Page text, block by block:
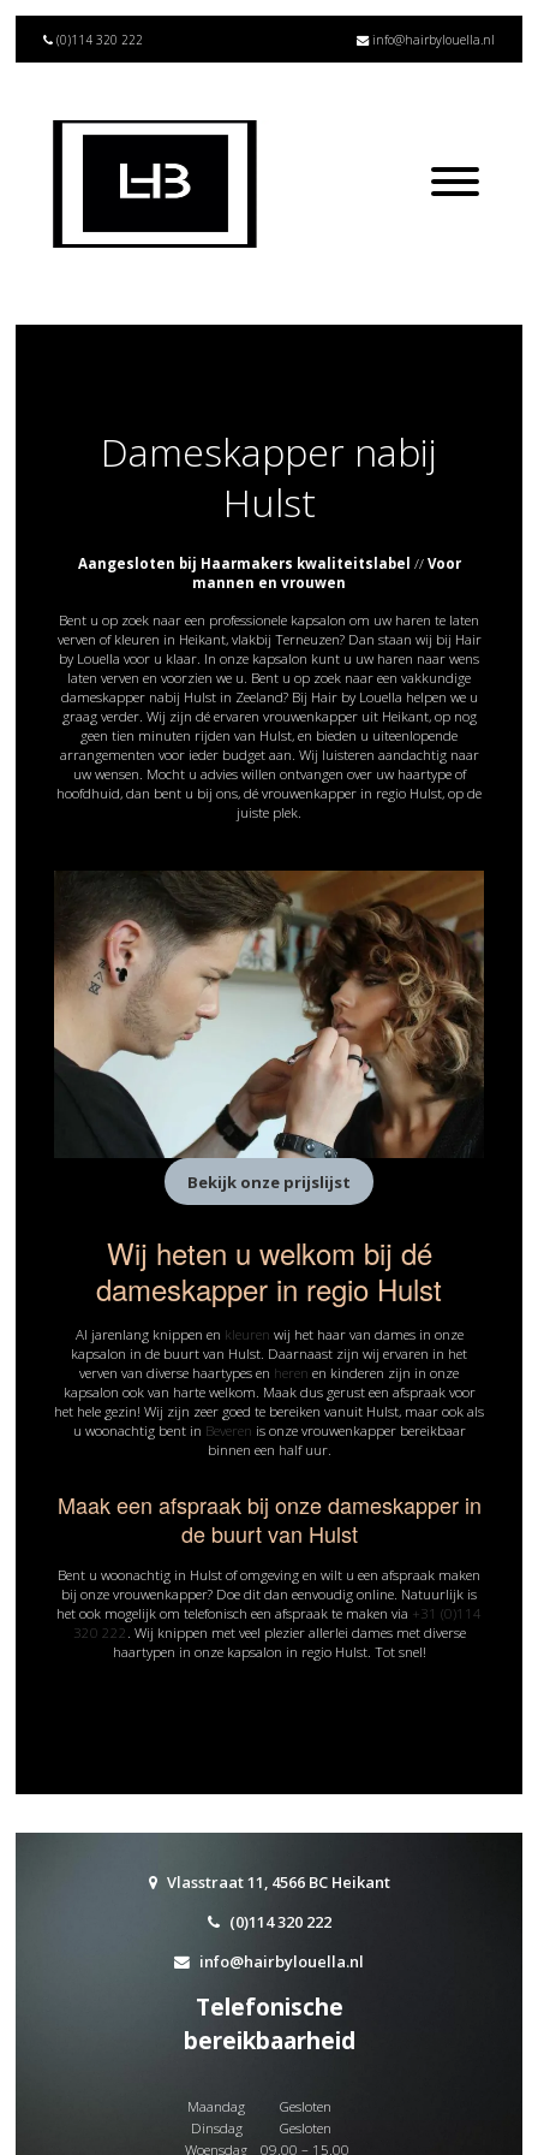
(0)114 320 222 info@hairbylouella.nl
Dameskapper nabij
Hulst
Aangesloten bij Haarmakers kwaliteitslabel // Voor
mannen en vrouwen
Bent u op zoek naar een professionele kapsalon om uw haren te laten
verven of kleuren in Heikant, vlakbij Terneuzen? Dan staan wij bij Hair
by Louella voor u klaar. In onze kapsalon kunt u uw haren naar wens
laten verven en voorzien we u. Bent u op zoek naar een vakkundige
dameskapper nabij Hulst in Zeeland? Bij Hair by Louella helpen we u
graag verder. Wij zijn dé ervaren vrouwenkapper uit Heikant, op nog
geen tien minuten rijden van Hulst, en bieden u uiteenlopende
arrangementen voor ieder budget aan. Wij luisteren aandachtig naar
uw wensen. Mocht u advies willen ontvangen over uw haartype of
hoofdhuid, dan bent u bij ons, dé vrouwenkapper in regio Hulst, op de
juiste plek.
Bekijk onze prijslijst
Wij heten u welkom bij dé
dameskapper in regio Hulst
Al jarenlang knippen en kleuren wij het haar van dames in onze
kapsalon in de buurt van Hulst. Daarnaast zijn wij ervaren in het
verven van diverse haartypes en heren en kinderen zijn in onze
kapsalon ook van harte welkom. Maak dus gerust een afspraak voor
het hele gezin! Wij zijn zeer goed te bereiken vanuit Hulst, maar ook als
u woonachtig bent in Beveren is onze vrouwenkapper bereikbaar
binnen een half uur.
Maak een afspraak bij onze dameskapper in
de buurt van Hulst
Bent u woonachtig in Hulst of omgeving en wilt u een afspraak maken
bij onze vrouwenkapper? Doe dit dan eenvoudig online. Natuurlijk is
het ook mogelijk om telefonisch een afspraak te maken via +31 (0)114
320 222 . Wij knippen met veel plezier allerlei dames met diverse
haartypen in onze kapsalon in regio Hulst. Tot snel!
Vlasstraat 11, 4566 BC Heikant
(0)114 320 222
info@hairbylouella.nl
Telefonische
bereikbaarheid
Maandag
Gesloten
Dinsdag
Gesloten
Woensdag
09.00 – 15.00